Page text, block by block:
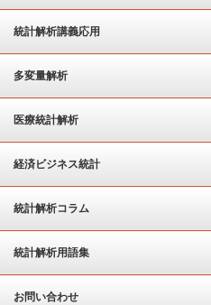
統計解析講義応用
多変量解析
医療統計解析
経済ビジネス統計
統計解析コラム
統計解析用語集
お問い合わせ